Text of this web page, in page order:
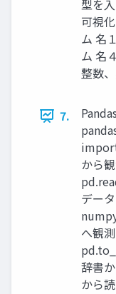
型を
可視
ム 名
ム 名
整数
7.
から
デー
へ観
辞書
から